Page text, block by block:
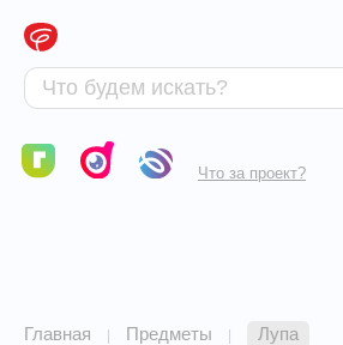
Что за проект?
Главная | Предметы | Лупа